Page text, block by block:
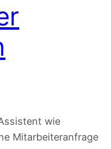
wie
Mitarbeiteranfrage